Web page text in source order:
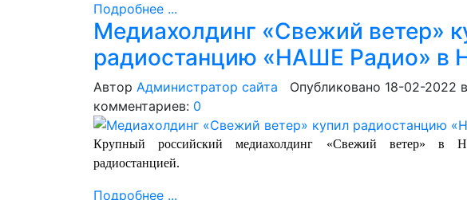
Подробнее ...
Медиахолдинг «Свежий ветер»
радиостанцию «НАШЕ Радио» в
Автор Администратор сайта Опубликовано 18-02-2022 в
комментариев: 0
Крупный российский медиахолдинг «Свежий ветер» в
радиостанцией.
Подробнее ...